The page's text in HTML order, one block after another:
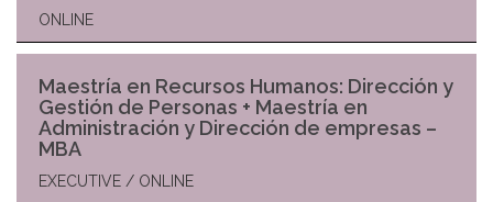
ONLINE
Maestría en Recursos Humanos: Dirección y
Gestión de Personas + Maestría en
Administración y Dirección de empresas –
MBA
EXECUTIVE / ONLINE